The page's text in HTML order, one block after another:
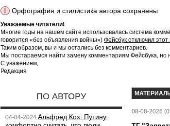
!
Орфография и стилистика автора сохранены
Уважаемые читатели!
Многие годы на нашем сайте использовалась система
говорится «без объявления войны») Фейсбук отключил этот
Таким образом, вы и мы остались без комментариев.
Мы постараемся найти замену комментариям Фейсбука, но
С уважением,
Редакция
ПО АВТОРУ
04-04-2024 Альфред Кох: Путину
08-08-2026